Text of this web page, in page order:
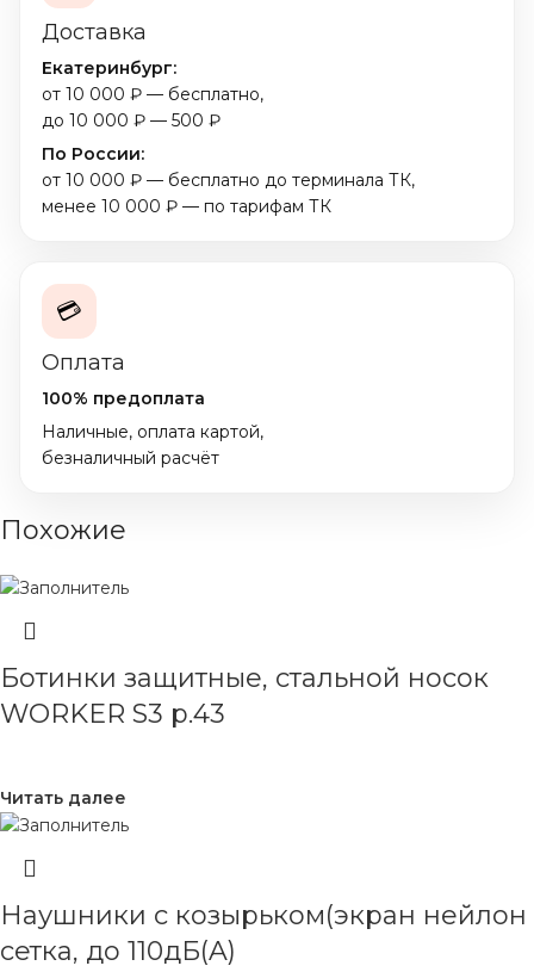
Доставка
Екатеринбург:
от 10 000 ₽ — бесплатно,
до 10 000 ₽ — 500 ₽
По России:
от 10 000 ₽ — бесплатно до терминала ТК,
менее 10 000 ₽ — по тарифам ТК
💳
Оплата
100% предоплата
Наличные, оплата картой,
безналичный расчёт
Похожие
Ботинки защитные, стальной носок
WORKER S3 р.43
Читать далее
Наушники с козырьком(экран нейлон
сетка, до 110дБ(A)